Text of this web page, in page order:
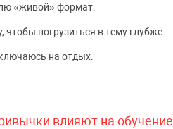
«живой» формат.
погрузиться в тему глубже.
на отдых.
влияют на обучение